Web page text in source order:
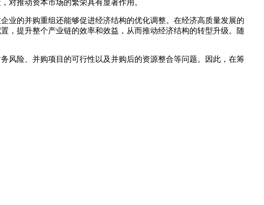
对推动资本市场的繁荣具有显著作用。
业的并购重组还能够促进经济结构的优化调整。在经济高质量发展的
，提升整个产业链的效率和效益，从而推动经济结构的转型升级。随
风险、并购项目的可行性以及并购后的资源整合等问题。因此，在筹